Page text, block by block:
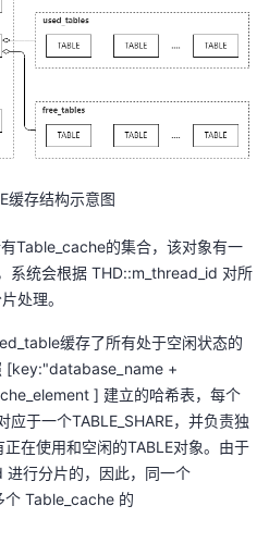
缓存结构示意图
Table_cache的集合，该对象有一
系统会根据 THD::m_thread_id 对所
处理。
缓存了所有处于空闲状态的
[key:"database_name +
] 建立的哈希表， 每个
应于一个TABLE_SHARE， 并负责独
在使用和空闲的TABLE对象。 由于
进行分片的，因此， 同一个
个 Table_cache 的